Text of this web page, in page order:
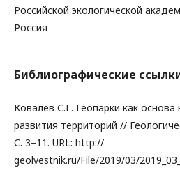
Российской экологической
Россия
Библиографические
Ковалев С.Г. Геопарки как
развития территорий //
С. 3–11. URL: http://
geolvestnik.ru/File/2019/03/